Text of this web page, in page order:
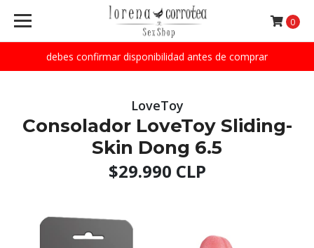
debes confirmar disponibilidad antes de comprar
0
LoveToy
Consolador LoveToy Sliding-
Skin Dong 6.5
$29.990 CLP